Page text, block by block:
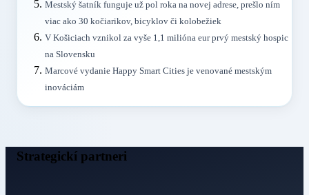
Mestský šatník funguje už pol roka na novej adrese, prešlo ním
viac ako 30 kočiarikov, bicyklov či kolobežiek
V Košiciach vznikol za vyše 1,1 milióna eur prvý mestský hospic
na Slovensku
Marcové vydanie Happy Smart Cities je venované mestským
inováciám
Strategickí partneri